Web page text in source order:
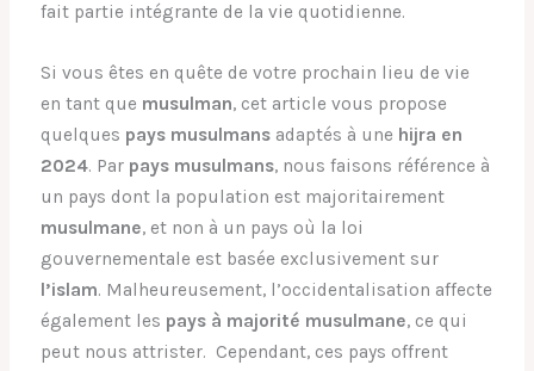
fait partie intégrante de la vie quotidienne.
Si vous êtes en quête de votre prochain lieu de vie
en tant que musulman, cet article vous propose
quelques pays musulmansadaptés à une hijra en
2024. Par pays musulmans, nous faisons référence à
un pays dont la population est majoritairement
musulmane, et non à un pays où la loi
gouvernementale est basée exclusivement sur
l’islam. Malheureusement, l’occidentalisation affecte
également les pays à majorité musulmane, ce qui
peut nous attrister. Cependant, ces pays offrent